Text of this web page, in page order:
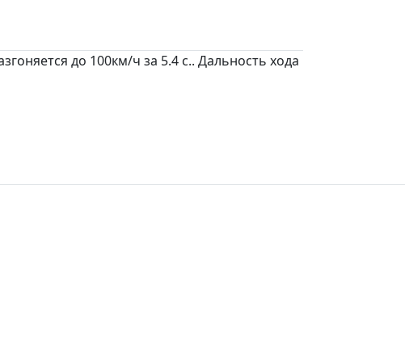
до 100км/ч за 5.4 c.. Дальность хода